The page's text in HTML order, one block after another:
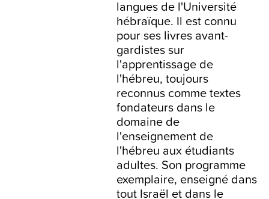
langues de l'Université
hébraïque. Il est connu
pour ses livres avant-
gardistes sur
l'apprentissage de
l'hébreu, toujours
reconnus comme textes
fondateurs dans le
domaine de
l'enseignement de
l'hébreu aux étudiants
adultes. Son programme
exemplaire, enseigné dans
tout Israël et dans le